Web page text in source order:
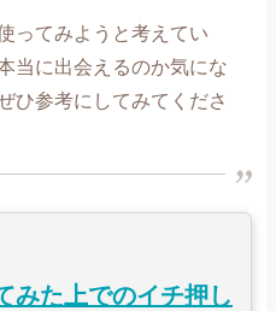
ってみようと考えてい
当に出会えるのか気にな
ひ参考にしてみてくださ
みた上でのイチ押し